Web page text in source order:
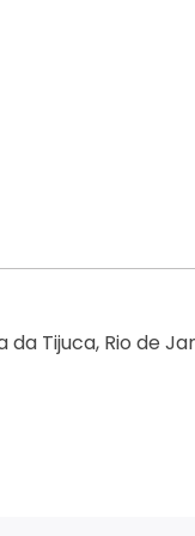
Tijuca, Rio de